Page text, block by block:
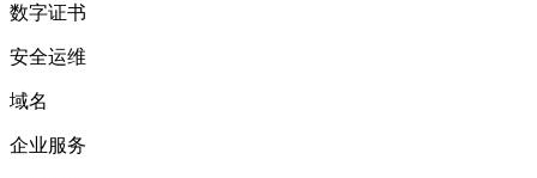
数字证书
安全运维
域名
企业服务